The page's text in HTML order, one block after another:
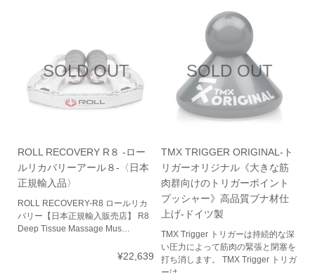
SOLD OUT
ROLL RECOVERY R８ -ロー
ルリカバリーアール８-〈日本
正規輸入品〉
ROLL RECOVERY-R8 ロールリカ
バリー【日本正規輸入販売店】 R8
Deep Tissue Massage Mus…
¥22,639
SOLD OUT
TMX TRIGGER ORIGINAL-ト
リガーオリジナル《大きな筋
肉群向けのトリガーポイント
プッシャー》高品質ブナ材仕
上げ-ドイツ製
TMX Trigger トリガーは持続的な深
い圧力によって筋肉の緊張と閉塞を
打ち消します。 TMX Trigger トリガ